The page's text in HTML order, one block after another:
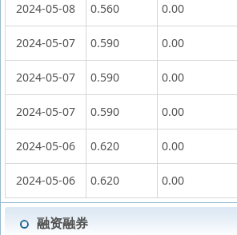
2024-05-08 0.560 0.00
2024-05-07 0.590 0.00
2024-05-07 0.590 0.00
2024-05-07 0.590 0.00
2024-05-06 0.620 0.00
2024-05-06 0.620 0.00
融资融券